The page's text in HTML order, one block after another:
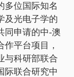
多位国际知名
及光电子学的
同申请的中-澳
平台项目，
与科研部联合
际联合研究中